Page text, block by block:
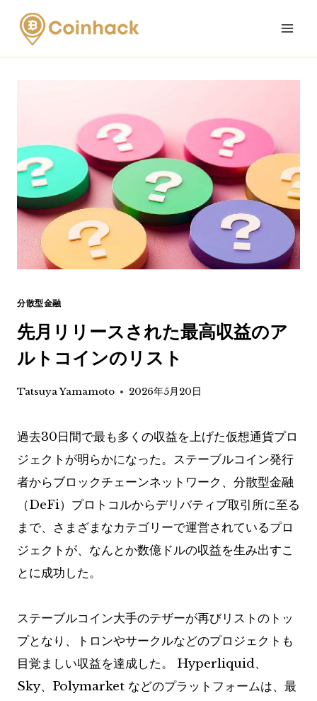
Skip
content
分散型金融
先月リリースされた最高収益のア
ルトコインのリスト
Tatsuya Yamamoto 2026年5月20日
過去30日間で最も多くの収益を上げた仮想通貨プロ
ジェクトが明らかになった。ステーブルコイン発行
者からブロックチェーンネットワーク、分散型金融
（DeFi）プロトコルからデリバティブ取引所に至る
まで、さまざまなカテゴリーで運営されているプロ
ジェクトが、なんとか数億ドルの収益を生み出すこ
とに成功した。
ステーブルコイン大手のテザーが再びリストのトッ
プとなり、トロンやサークルなどのプロジェクトも
目覚ましい収益を達成した。 Hyperliquid、
Sky、Polymarket などのプラットフォームは、最